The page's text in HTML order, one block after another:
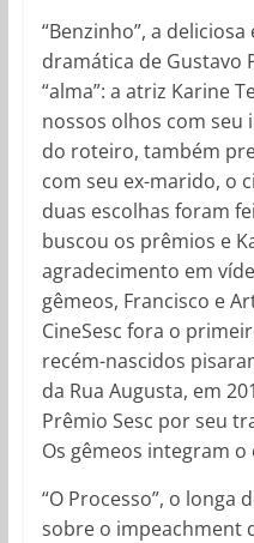
“Benzinho”, a deliciosa
dramática de Gustavo
“alma”: a atriz Karine
nossos olhos com
do roteiro, também
com seu ex-marido, o
duas escolhas foram
buscou os prêmios e
agradecimento em
gêmeos, Francisco e
CineSesc fora o
recém-nascidos
da Rua Augusta, em
Prêmio Sesc por seu
Os gêmeos integram o
“O Processo”, o longa
sobre o impeachment